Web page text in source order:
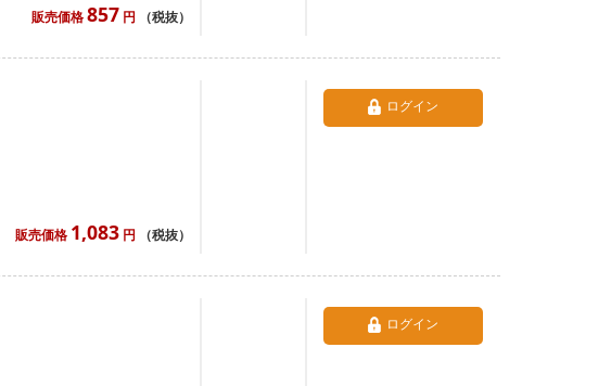
販売価格 857 円 （税抜）
販売価格 1,083 円 （税抜）
ログイン
ログイン